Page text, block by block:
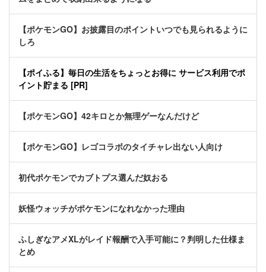
【ポケモンGO】お披露目のポイントいつでも見られるように
しろ
【ポイふる】毎日の生活をちょっとお得に サービス利用でポ
イント貯まる [PR]
【ポケモンGO】42キロとか無理ゲーなんだけど
【ポケモンGO】レゴコラボのタイチャレ出ない人向け
初代ポケモンでカブトプス選んだ奴おる
妖怪ウォッチがポケモンになれなかった理由
ふしぎなアメXLがレイド報酬で入手可能に？判明した仕様ま
とめ